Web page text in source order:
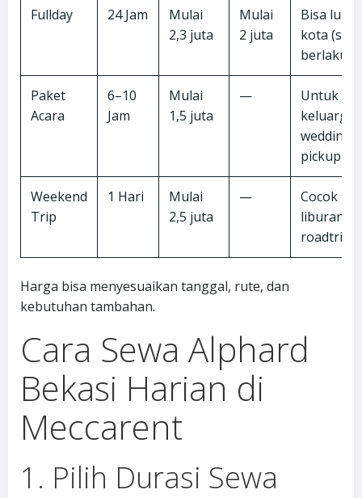
Fullday 24 Jam
Mulai
2,3 juta
Mulai
2 juta
Bisa luar
kota
berlaku)
Paket
Acara
6–10
Jam
Mulai
1,5 juta
—
Untuk
keluarga,
wedding,
pickup
Weekend
Trip
1 Hari
Mulai
2,5 juta
—
Cocok
liburan
roadtrip
Harga bisa menyesuaikan tanggal, rute, dan
kebutuhan tambahan.
Cara Sewa Alphard
Bekasi Harian di
Meccarent
1. Pilih Durasi Sewa